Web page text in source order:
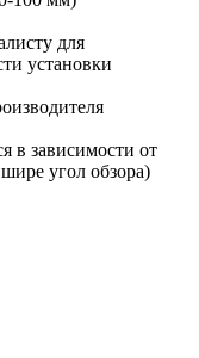
для
установки
в зависимости от
угол обзора)